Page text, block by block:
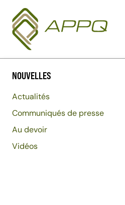
Aller
contenu
NOUVELLES
Actualités
Communiqués de presse
Au devoir
Vidéos